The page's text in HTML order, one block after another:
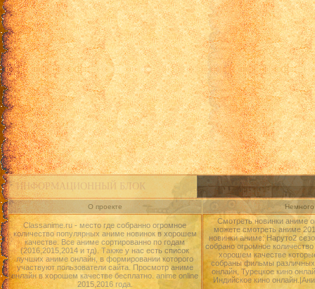
ИНФОРМАЦИОННЫЙ БЛОК
О проекте
Classanime.ru - место где собранно огромное
количество популярных аниме новинок в хорошем
качестве. Все аниме сортированно по годам
(2016,2015,2014 и тд). Также у нас есть список
лучших аниме онлайн, в формировании которого
участвуют пользователи сайта. Просмотр аниме
онлайн в хорошем качестве бесплатно. anime online
2015,2016 года.
Смотреть новинки аниме
можете смотреть аниме
новинки аниме: Наруто2
собрано огромное
хорошем качестве
собраны фильмы различных
онлайн, Турецкое кино
Индийское кино